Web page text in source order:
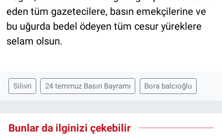
eden tüm gazetecilere, basın emekçilerine ve
bu uğurda bedel ödeyen tüm cesur yüreklere
selam olsun.
Silivri 24 temmuz Basın Bayramı Bora balcıoğlu
Bunlar da ilginizi çekebilir